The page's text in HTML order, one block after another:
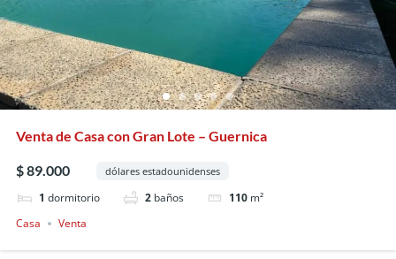
Venta de Casa con Gran Lote – Guernica
$ 89.000 dólares estadounidenses
1 dormitorio 2 baños 110 m²
Casa
Venta